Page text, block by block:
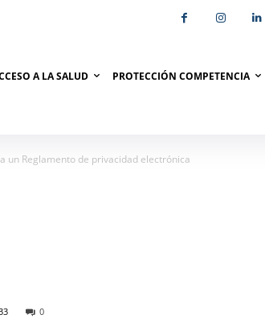
A LA SALUD PROTECCIÓN COMPETENCIA
un Reglamento de privacidad electrónica
0